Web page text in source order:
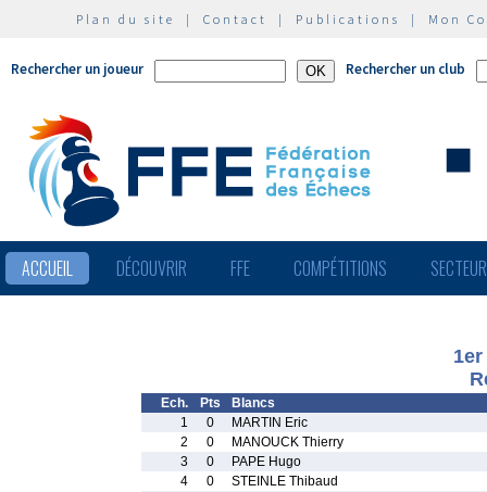
Plan du site | Contact | Publications | Mon
Rechercher un joueur Rechercher un club
ACCUEIL DÉCOUVRIR FFE COMPÉTITIONS
Ech. Pts
Blancs
1
0
MARTIN Eric
2
0
MANOUCK Thierry
3
0
PAPE Hugo
4
0
STEINLE Thibaud